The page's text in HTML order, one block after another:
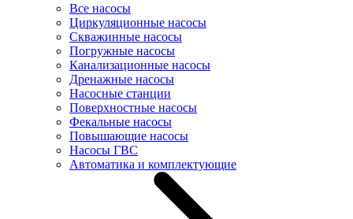
Все насосы
Циркуляционные насосы
Скважинные насосы
Погружные насосы
Канализационные насосы
Дренажные насосы
Насосные станции
Поверхностные насосы
Фекальные насосы
Повышающие насосы
Насосы ГВС
Автоматика и комплектующие